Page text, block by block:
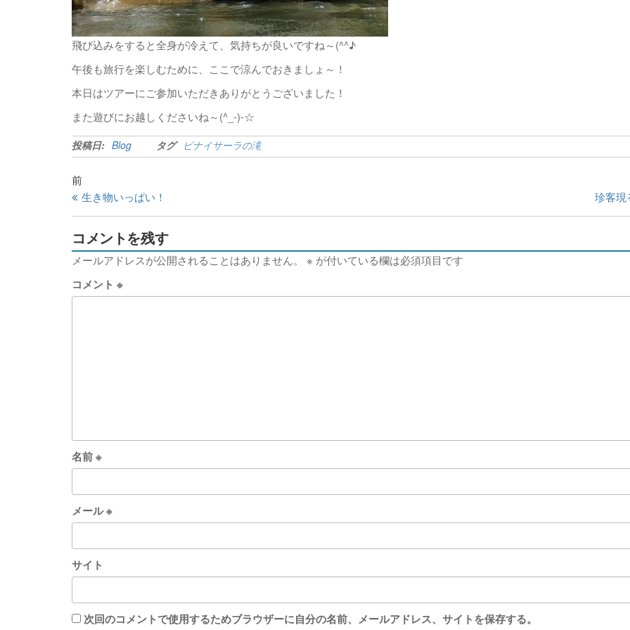
飛び込みをすると全身が冷えて、気持ちが良いですね～(^^♪
午後も旅行を楽しむために、ここで涼んでおきましょ～！
本日はツアーにご参加いただきありがとうございました！
また遊びにお越しくださいね～(^_-)-☆
投稿日: Blog タグ ピナイサーラの滝
前
生き物いっぱい！
珍客現
コメントを残す
メールアドレスが公開されることはありません。 ※ が付いている欄は必須項目です
コメント ※
名前※
メール※
サイト
次回のコメントで使用するためブラウザーに自分の名前、メールアドレス、サイトを保存する。